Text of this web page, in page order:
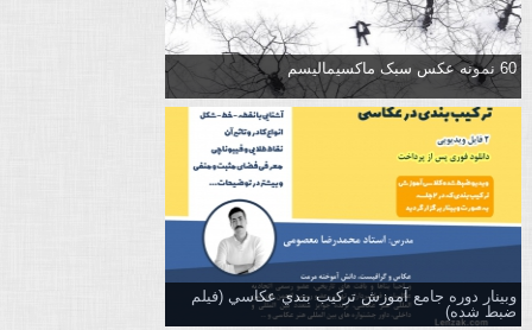
60 نمونه عکس سبک ماکسیمالیسم
وبینار دوره جامع آموزش تركيب بندي عكاسي (فیلم
ضبط شده)